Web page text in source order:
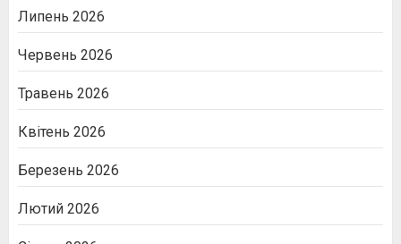
Липень 2026
Червень 2026
Травень 2026
Квітень 2026
Березень 2026
Лютий 2026